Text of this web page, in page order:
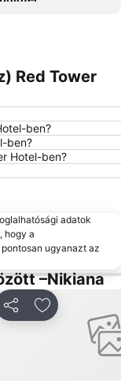
from Lefkada
Red Tower
ben?
ben?
Hotel-ben?
adatok
hogy a
ugyanazt az
–Nikiana
MegosztásHozzáadás